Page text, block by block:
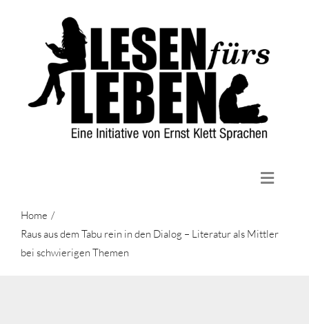
Toggle
Die Initiative
Home
Raus aus dem Tabu rein in den Dialog – Literatur als Mittler
bei schwierigen Themen